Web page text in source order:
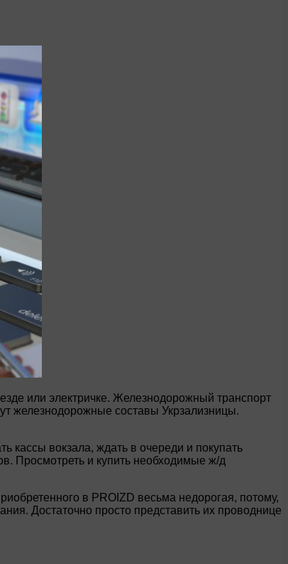
или электричке. Железнодорожный транспорт
железнодорожные составы Укрзализницы.
кассы вокзала, ждать в очереди и покупать
Просмотреть и купить необходимые ж/д
в PROIZD весьма недорогая, потому,
Достаточно просто представить их проводнице